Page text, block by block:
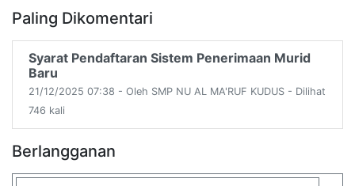
Paling Dikomentari
Syarat Pendaftaran Sistem Penerimaan Murid
Baru
21/12/2025 07:38 - Oleh SMP NU AL MA'RUF KUDUS - Dilihat
746 kali
Berlangganan